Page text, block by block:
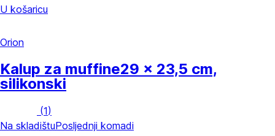
U košaricu
Orion
Kalup za muffine29 x 23,5 cm,
silikonski
(1)
Na skladištuPosljednji komadi